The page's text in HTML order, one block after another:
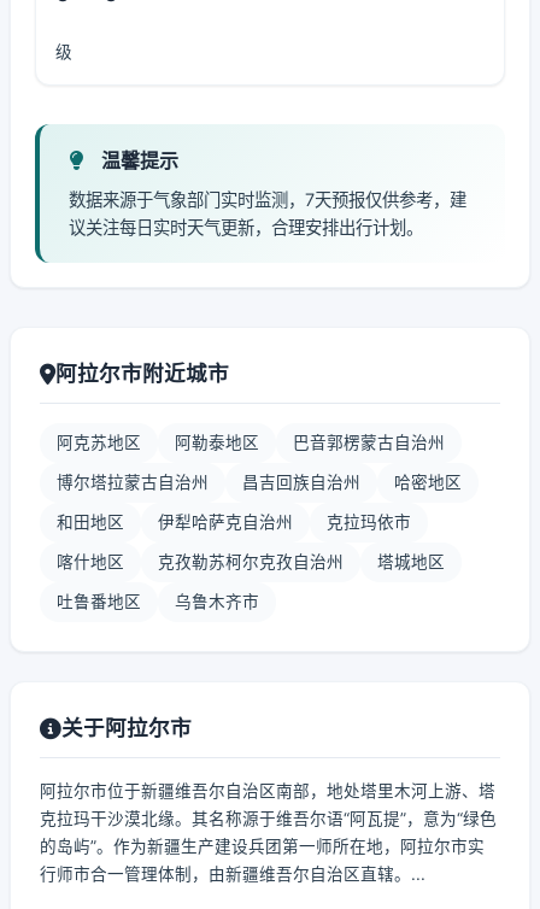
级
温馨提示
数据来源于气象部门实时监测，7天预报仅供参考，建
议关注每日实时天气更新，合理安排出行计划。
阿拉尔市附近城市
阿克苏地区 阿勒泰地区 巴音郭楞蒙古自治州
博尔塔拉蒙古自治州 昌吉回族自治州 哈密地区
和田地区 伊犁哈萨克自治州 克拉玛依市
喀什地区 克孜勒苏柯尔克孜自治州 塔城地区
吐鲁番地区 乌鲁木齐市
关于阿拉尔市
阿拉尔市位于新疆维吾尔自治区南部，地处塔里木河上游、塔
克拉玛干沙漠北缘。其名称源于维吾尔语“阿瓦提”，意为“绿色
的岛屿”。作为新疆生产建设兵团第一师所在地，阿拉尔市实
行师市合一管理体制，由新疆维吾尔自治区直辖。...